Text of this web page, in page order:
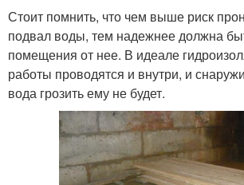
Стоит помнить, что чем выше риск
подвал воды, тем надежнее должна
помещения от нее. В идеале
работы проводятся и внутри, и
вода грозить ему не будет.